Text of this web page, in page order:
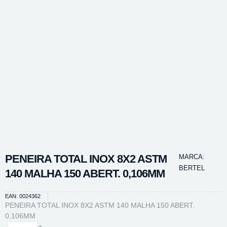
PENEIRA TOTAL INOX 8X2 ASTM
140 MALHA 150 ABERT. 0,106MM
MARCA:
BERTEL
EAN: 0024362
PENEIRA TOTAL INOX 8X2 ASTM 140 MALHA 150 ABERT.
0,106MM